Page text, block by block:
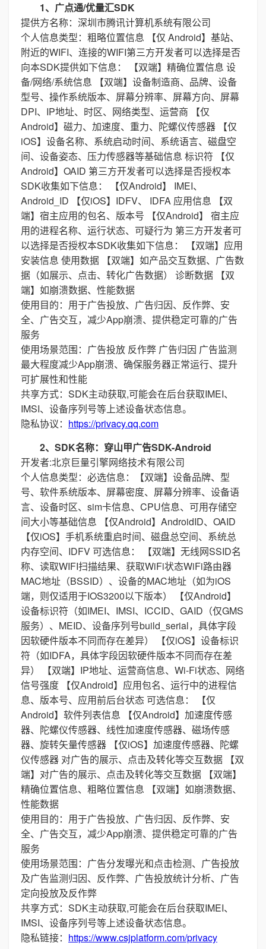
1、广点通/优量汇SDK
提供方名称：深圳市腾讯计算机系统有限公司
个人信息类型：粗略位置信息 【仅 Android】基站、
附近的WIFI、连接的WIFI第三方开发者可以选择是否
向本SDK提供如下信息： 【双端】精确位置信息 设
备/网络/系统信息 【双端】设备制造商、品牌、设备
型号、操作系统版本、屏幕分辨率、屏幕方向、屏幕
DPI、IP地址、时区、网络类型、运营商 【仅
Android】磁力、加速度、重力、陀螺仪传感器 【仅
iOS】设备名称、系统启动时间、系统语言、磁盘空
间、设备姿态、压力传感器等基础信息 标识符 【仅
Android】OAID 第三方开发者可以选择是否授权本
SDK收集如下信息： 【仅Android】 IMEI、
Android_ID 【仅iOS】IDFV、 IDFA 应用信息 【双
端】宿主应用的包名、版本号 【仅Android】 宿主应
用的进程名称、运行状态、可疑行为 第三方开发者可
以选择是否授权本SDK收集如下信息： 【双端】应用
安装信息 使用数据 【双端】如产品交互数据、广告数
据（如展示、点击、转化广告数据） 诊断数据 【双
端】如崩溃数据、性能数据
使用目的：用于广告投放、广告归因、反作弊、安
全、广告交互，减少App崩溃、提供稳定可靠的广告
服务
使用场景范围：广告投放 反作弊 广告归因 广告监测
最大程度减少App崩溃、确保服务器正常运行、提升
可扩展性和性能
共享方式：SDK主动获取,可能会在后台获取IMEI、
IMSI、设备序列号等上述设备状态信息。
隐私协议： https://privacy.qq.com
2、SDK名称：穿山甲广告SDK-Android
开发者:北京巨量引擎网络技术有限公司
个人信息类型：必选信息：【双端】设备品牌、型
号、软件系统版本、屏幕密度、屏幕分辨率、设备语
言、设备时区、sim卡信息、CPU信息、可用存储空
间大小等基础信息 【仅Android】AndroidID、OAID
【仅iOS】手机系统重启时间、磁盘总空间、系统总
内存空间、IDFV 可选信息： 【双端】无线网SSID名
称、读取WIFI扫描结果、获取WiFi状态WiFi路由器
MAC地址（BSSID）、设备的MAC地址（如为iOS
端，则仅适用于IOS3200以下版本） 【仅Android】
设备标识符（如IMEI、IMSI、ICCID、GAID（仅GMS
服务）、MEID、设备序列号build_serial，具体字段
因软硬件版本不同而存在差异） 【仅iOS】设备标识
符（如IDFA，具体字段因软硬件版本不同而存在差
异） 【双端】IP地址、运营商信息、Wi-Fi状态、网络
信号强度 【仅Android】应用包名、运行中的进程信
息、版本号、应用前后台状态 可选信息： 【仅
Android】软件列表信息 【仅Android】加速度传感
器、陀螺仪传感器、线性加速度传感器、磁场传感
器、旋转矢量传感器 【仅iOS】加速度传感器、陀螺
仪传感器 对广告的展示、点击及转化等交互数据 【双
端】对广告的展示、点击及转化等交互数据 【双端】
精确位置信息、粗略位置信息 【双端】如崩溃数据、
性能数据
使用目的：用于广告投放、广告归因、反作弊、安
全、广告交互，减少App崩溃、提供稳定可靠的广告
服务
使用场景范围：广告分发曝光和点击检测、广告投放
及广告监测归因、反作弊、广告投放统计分析、广告
定向投放及反作弊
共享方式：SDK主动获取,可能会在后台获取IMEI、
IMSI、设备序列号等上述设备状态信息。
隐私链接： https://www.csjplatform.com/privacy